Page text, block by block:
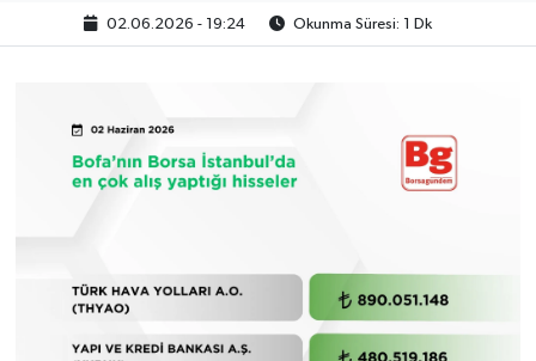
02.06.2026 - 19:24 Okunma Süresi: 1 Dk
Kiripto Para Piyasası
Hakkımızda
İletişim